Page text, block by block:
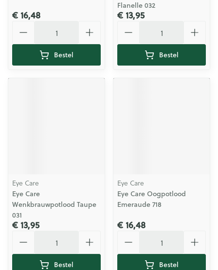
€ 16,48
Bestel
Flanelle 032
€ 13,95
Bestel
Eye Care
Eye Care
Wenkbrauwpotlood Taupe
031
€ 13,95
Bestel
Eye Care
Eye Care Oogpotlood
Emeraude 718
€ 16,48
Bestel